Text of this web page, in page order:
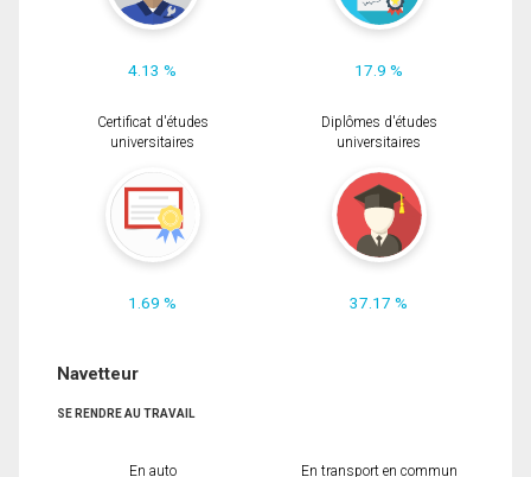
4.13 % 17.9 %
Certificat d'études
universitaires
1.69 %
Diplômes d'études
universitaires
37.17 %
Navetteur
SE RENDRE AU TRAVAIL
En auto En transport en commun